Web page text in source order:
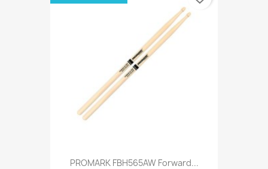
PROMARK FBH565AW Forward...